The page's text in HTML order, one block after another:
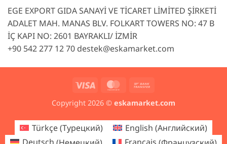
EGE EXPORT GIDA SANAYİ VE TİCARET LİMİTED ŞİRKETİ
ADALET MAH. MANAS BLV. FOLKART TOWERS NO: 47 B
İÇ KAPI NO: 2601 BAYRAKLI/ İZMİR
+90 542 277 12 70 destek@eskamarket.com
Visa MasterCard
Copyright 2026 © eskamarket.com
Türkçe(Турецкий) English (Английский)